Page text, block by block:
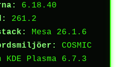
6.18.40
261.2
Mesa 26.1.6
COSMIC
KDE Plasma 6.7.3